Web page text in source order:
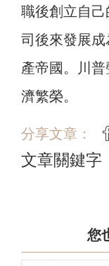
職後創立自
司後來發展
產帝國。川
濟繁榮。
分享文章：
文章關鍵字
您